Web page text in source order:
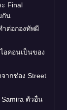
Final
กัน
ำต่อกองทัพผี
อคอนเป็นของ
ากช่อง Street
Samira ตัวอื่น